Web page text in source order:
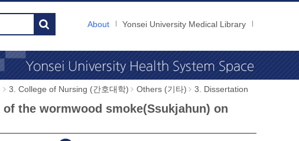
About Yonsei University Medical Library
3. College of Nursing (간호대학) Others (기타) 3. Dissertation
the wormwood smoke(Ssukjahun) on